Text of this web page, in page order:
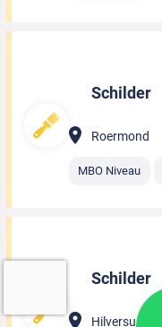
Schilder
Roermond
MBO Niveau
Schilder
Hilversum